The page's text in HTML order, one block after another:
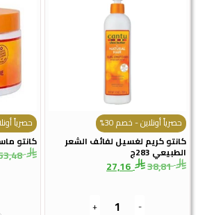
حصرياً أونلاين - خصم 30%
كانتو كريم لغسيل لفائف الشعر
الطبيعي 283ج
38,81
27,16
-
+
حصرياً
كانتو